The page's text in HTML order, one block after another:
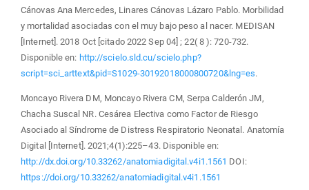
Cánovas Ana Mercedes, Linares Cánovas Lázaro Pablo. Morbilidad
y mortalidad asociadas con el muy bajo peso al nacer. MEDISAN
[Internet]. 2018 Oct [citado 2022 Sep 04] ; 22( 8 ): 720-732.
Disponible en: http://scielo.sld.cu/scielo.php?
script=sci_arttext&pid=S1029-30192018000800720&lng=es.
Moncayo Rivera DM, Moncayo Rivera CM, Serpa Calderón JM,
Chacha Suscal NR. Cesárea Electiva como Factor de Riesgo
Asociado al Síndrome de Distress Respiratorio Neonatal. Anatomía
Digital [Internet]. 2021;4(1):225–43. Disponible en:
http://dx.doi.org/10.33262/anatomiadigital.v4i1.1561 DOI:
https://doi.org/10.33262/anatomiadigital.v4i1.1561